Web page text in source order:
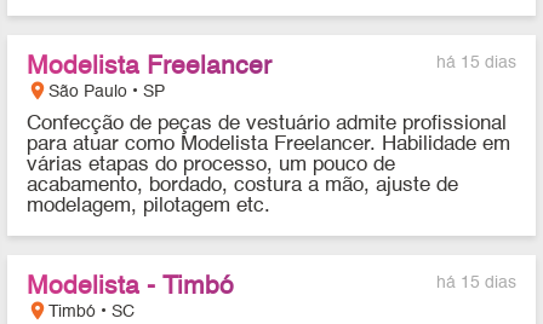
há 15 dias
Modelista Freelancer
location_onSão Paulo • SP
Confecção de peças de vestuário admite profissional
para atuar como Modelista Freelancer. Habilidade em
várias etapas do processo, um pouco de
acabamento, bordado, costura a mão, ajuste de
modelagem, pilotagem etc.
há 15 dias
Modelista - Timbó
location_onTimbó • SC